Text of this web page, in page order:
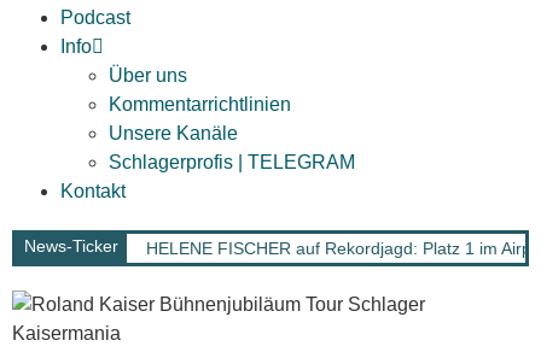
Podcast
Info
Über uns
Kommentarrichtlinien
Unsere Kanäle
Schlagerprofis | TELEGRAM
Kontakt
News-Ticker HELENE FISCHER auf Rekordjagd: Platz 1 im